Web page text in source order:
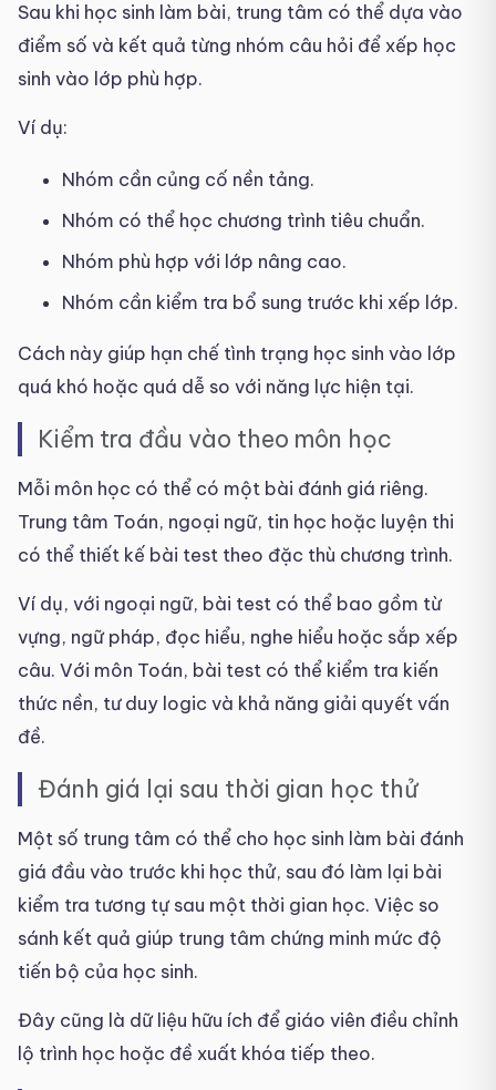
Sau khi học sinh làm bài, trung tâm có thể dựa vào
điểm số và kết quả từng nhóm câu hỏi để xếp học
sinh vào lớp phù hợp.
Ví dụ:
Nhóm cần củng cố nền tảng.
Nhóm có thể học chương trình tiêu chuẩn.
Nhóm phù hợp với lớp nâng cao.
Nhóm cần kiểm tra bổ sung trước khi xếp lớp.
Cách này giúp hạn chế tình trạng học sinh vào lớp
quá khó hoặc quá dễ so với năng lực hiện tại.
Kiểm tra đầu vào theo môn học
Mỗi môn học có thể có một bài đánh giá riêng.
Trung tâm Toán, ngoại ngữ, tin học hoặc luyện thi
có thể thiết kế bài test theo đặc thù chương trình.
Ví dụ, với ngoại ngữ, bài test có thể bao gồm từ
vựng, ngữ pháp, đọc hiểu, nghe hiểu hoặc sắp xếp
câu. Với môn Toán, bài test có thể kiểm tra kiến
thức nền, tư duy logic và khả năng giải quyết vấn
đề.
Đánh giá lại sau thời gian học thử
Một số trung tâm có thể cho học sinh làm bài đánh
giá đầu vào trước khi học thử, sau đó làm lại bài
kiểm tra tương tự sau một thời gian học. Việc so
sánh kết quả giúp trung tâm chứng minh mức độ
tiến bộ của học sinh.
Đây cũng là dữ liệu hữu ích để giáo viên điều chỉnh
lộ trình học hoặc đề xuất khóa tiếp theo.